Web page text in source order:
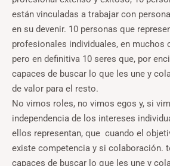
están vinculadas a trabajar con
en su devenir. 10 personas que
profesionales individuales, en muchos
pero en definitiva 10 seres que, por
capaces de buscar lo que les une y
de valor para el resto.
No vimos roles, no vimos egos y, si
independencia de los intereses
ellos representan, que cuando el
existe competencia y si colaboración.
capaces de buscar lo que les une y